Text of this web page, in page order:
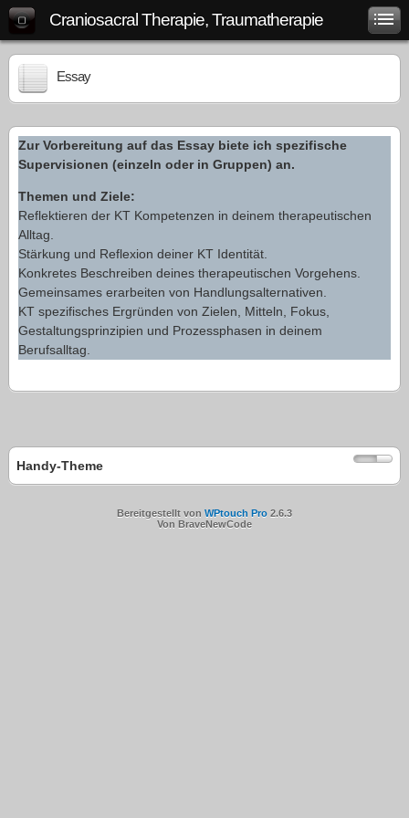
Craniosacral Therapie, Traumatherapie
Essay
Zur Vorbereitung auf das Essay biete ich spezifische
Supervisionen (einzeln oder in Gruppen) an.
Themen und Ziele:
Reflektieren der KT Kompetenzen in deinem therapeutischen
Alltag.
Stärkung und Reflexion deiner KT Identität.
Konkretes Beschreiben deines therapeutischen Vorgehens.
Gemeinsames erarbeiten von Handlungsalternativen.
KT spezifisches Ergründen von Zielen, Mitteln, Fokus,
Gestaltungsprinzipien und Prozessphasen in deinem
Berufsalltag.
Handy-Theme
Bereitgestellt von WPtouch Pro 2.6.3
Von BraveNewCode